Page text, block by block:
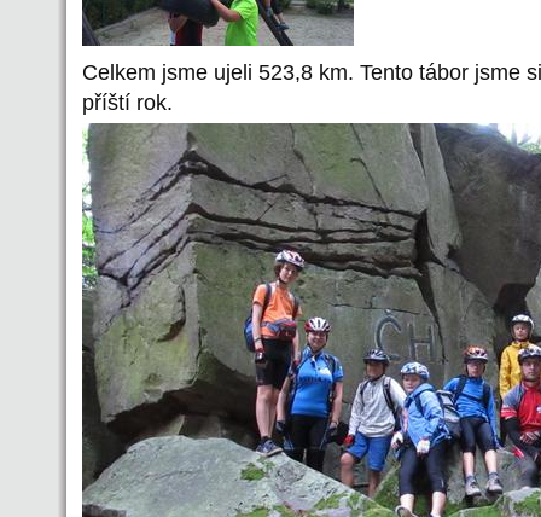
Celkem jsme ujeli 523,8 km. Tento tábor jsme
příští rok.